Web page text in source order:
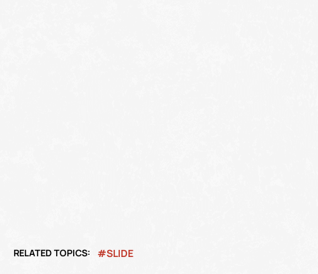
RELATED TOPICS: SLIDE